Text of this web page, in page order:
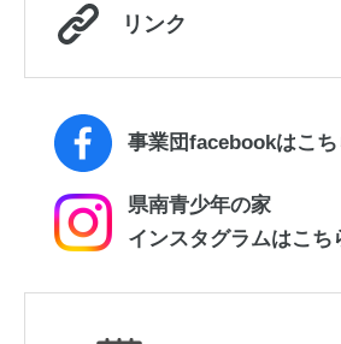
リンク
事業団facebookはこち
県南青少年の家
インスタグラムはこ